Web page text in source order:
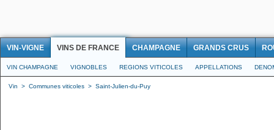
VIN-VIGNE VINS DE FRANCE CHAMPAGNE GRANDS CRUS
VIN CHAMPAGNE VIGNOBLES REGIONS VITICOLES APPELLATIONS
Vin > Communes viticoles > Saint-Julien-du-Puy